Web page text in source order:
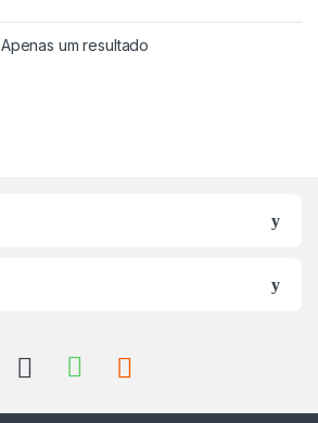
Apenas um resultado